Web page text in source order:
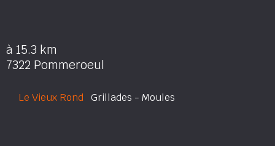
à 15.3 km
7322 Pommeroeul
Le Vieux Rond Grillades - Moules